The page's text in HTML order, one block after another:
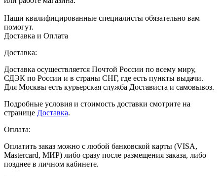
Наши квалифицированные специалисты обязательно вам
помогут.
Доставка и Оплата
Доставка:
Доставка осуществляется Почтой России по всему миру,
СДЭК по России и в страны СНГ, где есть пункты выдачи.
Для Москвы есть курьерская служба Достависта и самовывоз.
Подробные условия и стоимость доставки смотрите на
странице Доставка.
Оплата:
Оплатить заказ можно с любой банковской карты (VISA,
Mastercard, МИР) либо сразу после размещения заказа, либо
позднее в личном кабинете.